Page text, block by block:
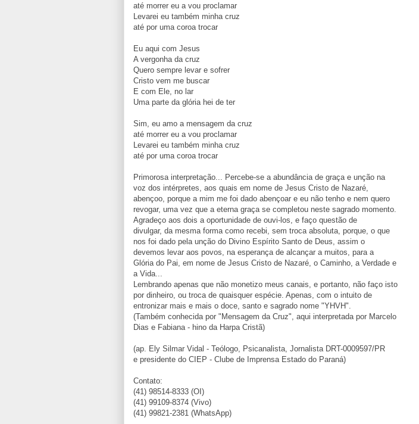
até morrer eu a vou proclamar
Levarei eu também minha cruz
até por uma coroa trocar
Eu aqui com Jesus
A vergonha da cruz
Quero sempre levar e sofrer
Cristo vem me buscar
E com Ele, no lar
Uma parte da glória hei de ter
Sim, eu amo a mensagem da cruz
até morrer eu a vou proclamar
Levarei eu também minha cruz
até por uma coroa trocar
Primorosa interpretação... Percebe-se a abundância de graça e unção na
voz dos intérpretes, aos quais em nome de Jesus Cristo de Nazaré,
abençoo, porque a mim me foi dado abençoar e eu não tenho e nem quero
revogar, uma vez que a eterna graça se completou neste sagrado momento.
Agradeço aos dois a oportunidade de ouvi-los, e faço questão de
divulgar, da mesma forma como recebi, sem troca absoluta, porque, o que
nos foi dado pela unção do Divino Espírito Santo de Deus, assim o
devemos levar aos povos, na esperança de alcançar a muitos, para a
Glória do Pai, em nome de Jesus Cristo de Nazaré, o Caminho, a Verdade e
a Vida...
Lembrando apenas que não monetizo meus canais, e portanto, não faço isto
por dinheiro, ou troca de quaisquer espécie. Apenas, com o intuito de
entronizar mais e mais o doce, santo e sagrado nome "YHVH".
(Também conhecida por "Mensagem da Cruz", aqui interpretada por Marcelo
Dias e Fabiana - hino da Harpa Cristã)
(ap. Ely Silmar Vidal - Teólogo, Psicanalista, Jornalista DRT-0009597/PR
e presidente do CIEP - Clube de Imprensa Estado do Paraná)
Contato:
(41) 98514-8333 (OI)
(41) 99109-8374 (Vivo)
(41) 99821-2381 (WhatsApp)